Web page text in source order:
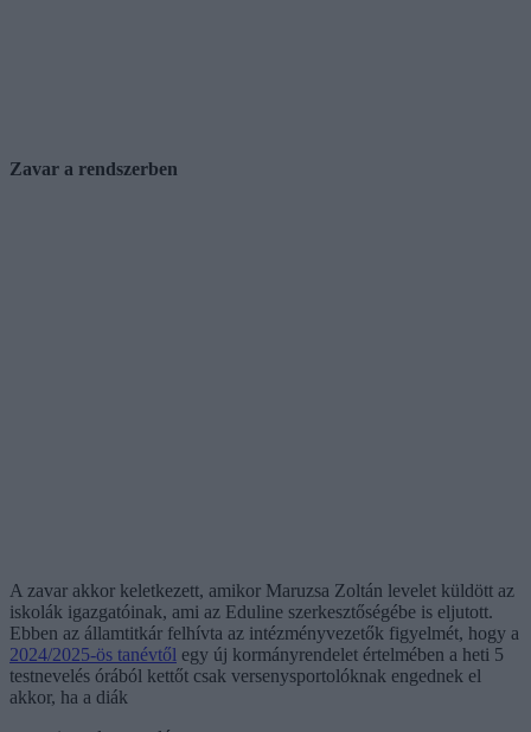
Zavar a rendszerben
A zavar akkor keletkezett, amikor Maruzsa Zoltán levelet küldött az
iskolák igazgatóinak, ami az Eduline szerkesztőségébe is eljutott.
Ebben az államtitkár felhívta az intézményvezetők figyelmét, hogy a
2024/2025-ös tanévtől egy új kormányrendelet értelmében a heti 5
testnevelés órából kettőt csak versenysportolóknak engednek el
akkor, ha a diák